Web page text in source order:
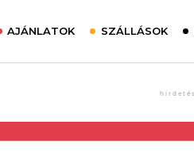
AJÁNLATOK SZÁLLÁSOK